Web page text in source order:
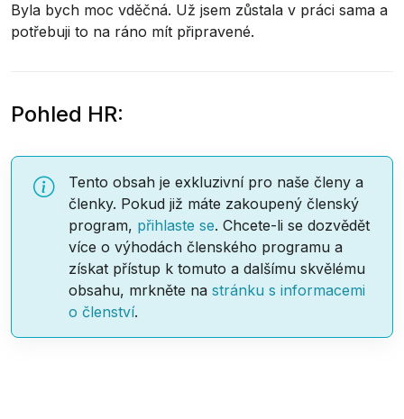
Byla bych moc vděčná. Už jsem zůstala v práci sama a
potřebuji to na ráno mít připravené.
Pohled HR:
Tento obsah je exkluzivní pro naše členy a
členky. Pokud již máte zakoupený členský
program, přihlaste se. Chcete-li se dozvědět
více o výhodách členského programu a
získat přístup k tomuto a dalšímu skvělému
obsahu, mrkněte na stránku s informacemi
o členství.